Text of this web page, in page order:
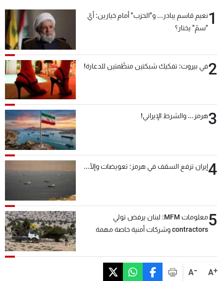
A+
A-
1نعيم قاسم يبادر... و"الحزب" أمام خيارين: أيّ
"سمّ" يختار؟
2في بيروت: تفكيك شبكتين منظّمتين للدعارة!
3هرمز... والشرط الإيراني!
4إيران ترفع السقف في هرمز: تعويضات وإلّا...
5
معلومات MFM: لبنان يرفض تولي
contractors وشركات أمنية خاصة مهمة